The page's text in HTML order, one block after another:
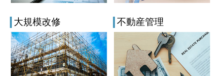
大規模改修 不動産管理